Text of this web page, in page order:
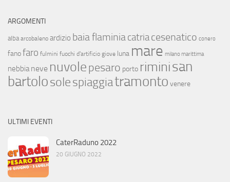
ARGOMENTI
alba arcobaleno ardizio baia flaminiacatriacesenatico conero
fanofaro fulmini fuochi d'artificio giove luna mare milano marittima
nebbia neve nuvolepesaro porto riminisan
bartolosolespiaggiatramonto venere
ULTIMI EVENTI
CaterRaduno 2022
20 GIUGNO 2022